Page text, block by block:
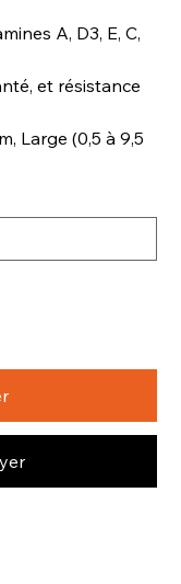
A, D3, E, C,
et résistance
Large (0,5 à 9,5